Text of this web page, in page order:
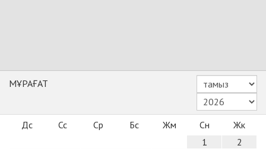
МҰРАҒАТ
Дс Сс Ср Бс Жм Сн
Жк
1
2